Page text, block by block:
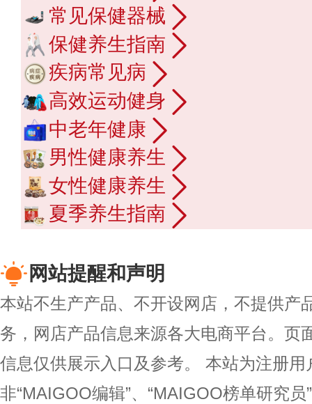
常见保健器械
保健养生指南
疾病常见病
高效运动健身
中老年健康
男性健康养生
女性健康养生
夏季养生指南
网站提醒和声明
本站不生产产品、不开设网店，不提供产
务，网店产品信息来源各大电商平台。页
信息仅供展示入口及参考。
本站为注册用
非“MAIGOO编辑”、“MAIGOO榜单研究